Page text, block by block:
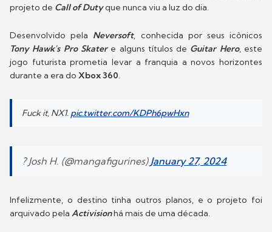
projeto de Call of Dutyque nunca viu a luz do dia.
Desenvolvido pela Neversoft, conhecida por seus icônicos
Tony Hawk's Pro Skater e alguns títulos de Guitar Hero, este
jogo futurista prometia levar a franquia a novos horizontes
durante a era do Xbox 360.
Fuck it, NX1. pic.twitter.com/KDPh6pwHxn
? Josh H. (@mangafigurines) January 27, 2024
Infelizmente, o destino tinha outros planos, e o projeto foi
arquivado pela Activisionhá mais de uma década.